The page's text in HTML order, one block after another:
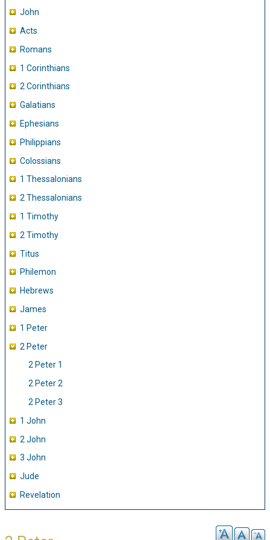
John
Acts
Romans
1 Corinthians
2 Corinthians
Galatians
Ephesians
Philippians
Colossians
1 Thessalonians
2 Thessalonians
1 Timothy
2 Timothy
Titus
Philemon
Hebrews
James
1 Peter
2 Peter
2 Peter 1
2 Peter 2
2 Peter 3
1 John
2 John
3 John
Jude
Revelation